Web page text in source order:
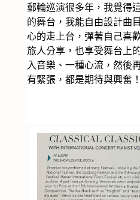
郵輪巡演很多年，我覺得
的舞台，我能自由設計曲
心的走上台，彈著自己喜
旅人分享，也享受舞台上
入音樂、一種心流，然後
有緊張，都是期待與興奮！